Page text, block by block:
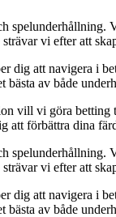
vi efter att
att navigera i
bästa av både
vill vi göra
förbättra dina
vi efter att
att navigera i
bästa av både